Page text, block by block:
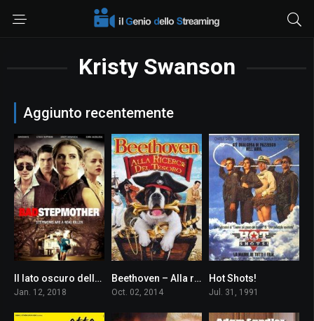
Kristy Swanson
Aggiunto recentemente
5.1Il lato oscuro della mia matrigna
Jan. 12, 2018
4.9Beethoven – Alla ricerca del tesoro
Oct. 02, 2014
Hot Shots!
Jul. 31, 1991